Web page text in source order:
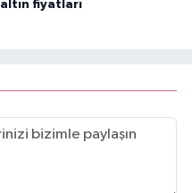
altın fiyatları